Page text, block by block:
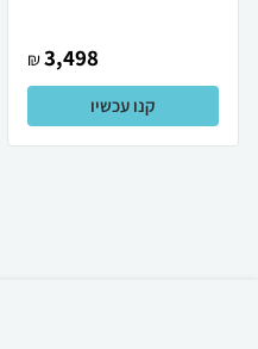
3,498
₪
קנו עכשיו